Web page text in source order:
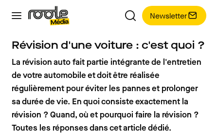
Newsletter
Révision d'une voiture : c'est quoi ?
La révision auto fait partie intégrante de l'entretien
de votre automobile et doit être réalisée
régulièrement pour éviter les pannes et prolonger
sa durée de vie. En quoi consiste exactement la
révision ? Quand, où et pourquoi faire la révision ?
Toutes les réponses dans cet article dédié.